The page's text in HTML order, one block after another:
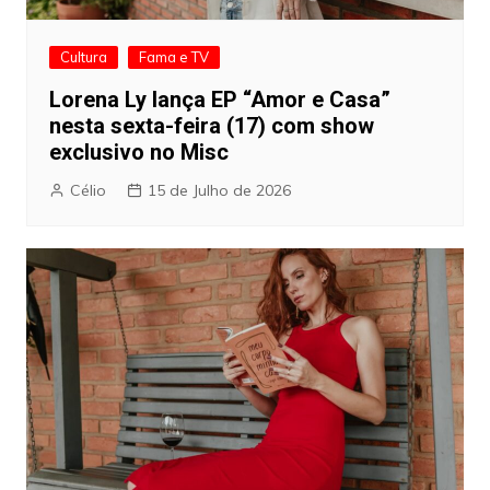
Cultura Fama e TV
Lorena Ly lança EP “Amor e Casa”
nesta sexta-feira (17) com show
exclusivo no Misc
Célio 15 de Julho de 2026